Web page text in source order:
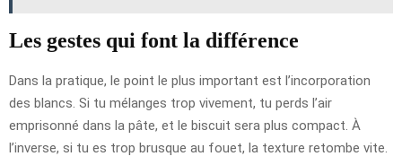
Les gestes qui font la différence
Dans la pratique, le point le plus important est l’incorporation
des blancs. Si tu mélanges trop vivement, tu perds l’air
emprisonné dans la pâte, et le biscuit sera plus compact. À
l’inverse, si tu es trop brusque au fouet, la texture retombe vite.